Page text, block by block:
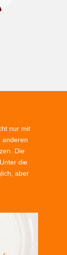
nur mit
anderen
Die
die
aber